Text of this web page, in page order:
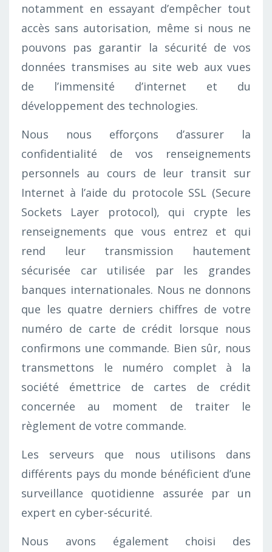
notamment en essayant d’empêcher tout
accès sans autorisation, même si nous ne
pouvons pas garantir la sécurité de vos
données transmises au site web aux vues
de l’immensité d’internet et du
développement des technologies.
Nous nous efforçons d’assurer la
confidentialité de vos renseignements
personnels au cours de leur transit sur
Internet à l’aide du protocole SSL (Secure
Sockets Layer protocol), qui crypte les
renseignements que vous entrez et qui
rend leur transmission hautement
sécurisée car utilisée par les grandes
banques internationales. Nous ne donnons
que les quatre derniers chiffres de votre
numéro de carte de crédit lorsque nous
confirmons une commande. Bien sûr, nous
transmettons le numéro complet à la
société émettrice de cartes de crédit
concernée au moment de traiter le
règlement de votre commande.
Les serveurs que nous utilisons dans
différents pays du monde bénéficient d’une
surveillance quotidienne assurée par un
expert en cyber-sécurité.
Nous avons également choisi des